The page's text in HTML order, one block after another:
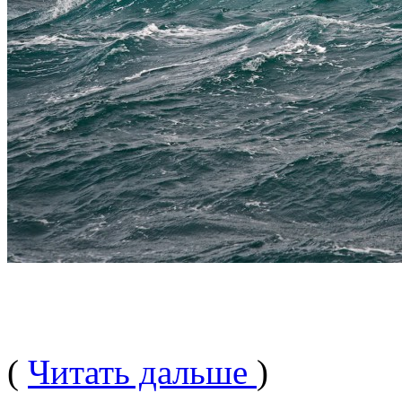
( Читать дальше )